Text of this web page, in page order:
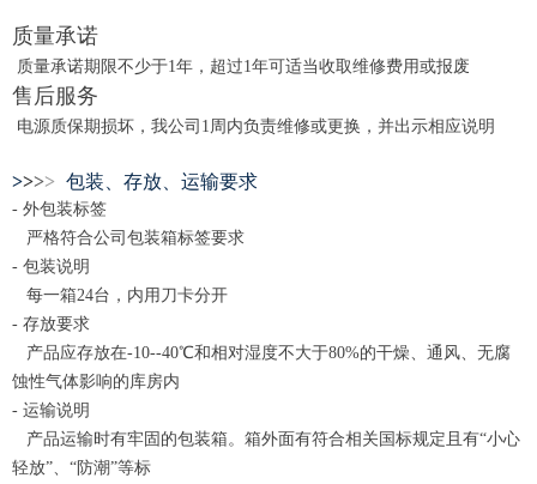
质量承诺
质量承诺期限不少于1年，超过1年可适当收取维修费用或报废
售后服务
电源质保期损坏，我公司1周内负责维修或更换，并出示相应说明
>>>> 包装、存放、运输要求
- 外包装标签
严格符合公司包装箱标签要求
- 包装说明
每一箱24台，内用刀卡分开
- 存放要求
产品应存放在-10--40℃和相对湿度不大于80%的干燥、通风、无腐
蚀性气体影响的库房内
- 运输说明
产品运输时有牢固的包装箱。箱外面有符合相关国标规定且有“小心
轻放”、“防潮”等标